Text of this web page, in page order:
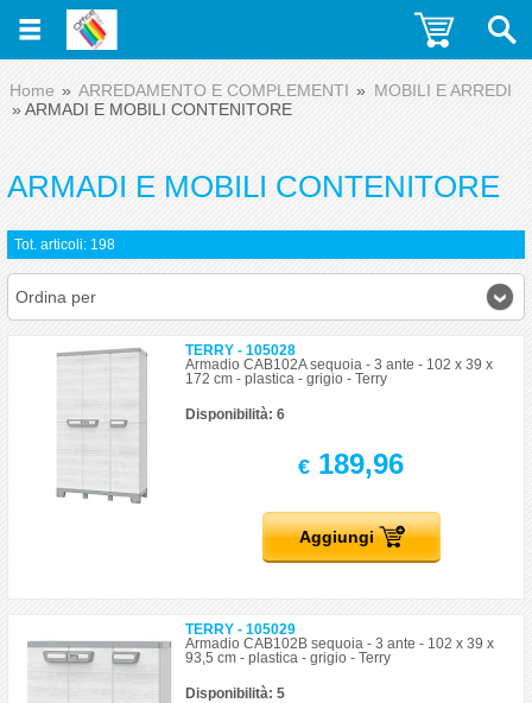
Home ARREDAMENTO E COMPLEMENTI
MOBILI E ARREDI
ARMADI E MOBILI CONTENITORE
ARMADI E MOBILI CONTENITORE
Tot. articoli: 198
Ordina per
TERRY - 105028
Armadio CAB102A sequoia - 3 ante - 102 x 39 x
172 cm - plastica - grigio - Terry
Disponibilità: 6
€ 189,96
Aggiungi
TERRY - 105029
Armadio CAB102B sequoia - 3 ante - 102 x 39 x
93,5 cm - plastica - grigio - Terry
Disponibilità: 5